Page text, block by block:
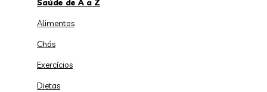
Saúde de A a Z
Alimentos
Chás
Exercícios
Dietas